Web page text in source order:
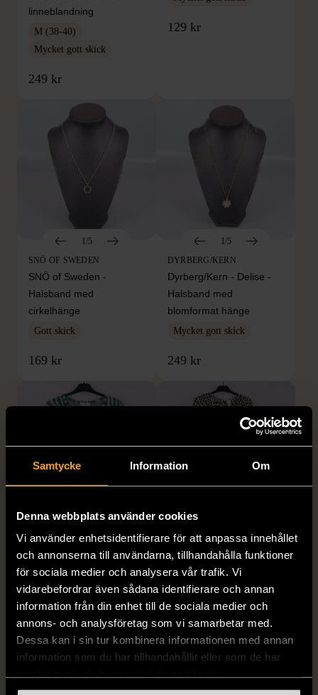
Samtycke Information Om
Denna webbplats använder cookies
Vi använder enhetsidentifierare för att anpassa innehållet
och annonserna till användarna, tillhandahålla funktioner
för sociala medier och analysera vår trafik. Vi
vidarebefordrar även sådana identifierare och annan
information från din enhet till de sociala medier och
annons- och analysföretag som vi samarbetar med.
Dessa kan i sin tur kombinera informationen med annan
information som du har tillhandahållit eller som de har
linneblandning
M (38-40)
Mycket gott skick
249 kr
129 kr
1/5
SNÖ OF SWEDEN
SNÖ of Sweden -
Halsband med
cirkelhänge
Gott skick
169 kr
1/5
DYRBERG/KERN
Dyrberg/Kern - Delise -
Halsband med
blomformat hänge
Mycket gott skick
249 kr
1/5
RODEBJER
Rodebjer - Mönstrad topp
med knappdetalj
M (38-40)
Mycket gott skick
399 kr
H&M
H&M - Leopardmönstrad
volangklänning
XS (32-34) Nytt skick
99 kr